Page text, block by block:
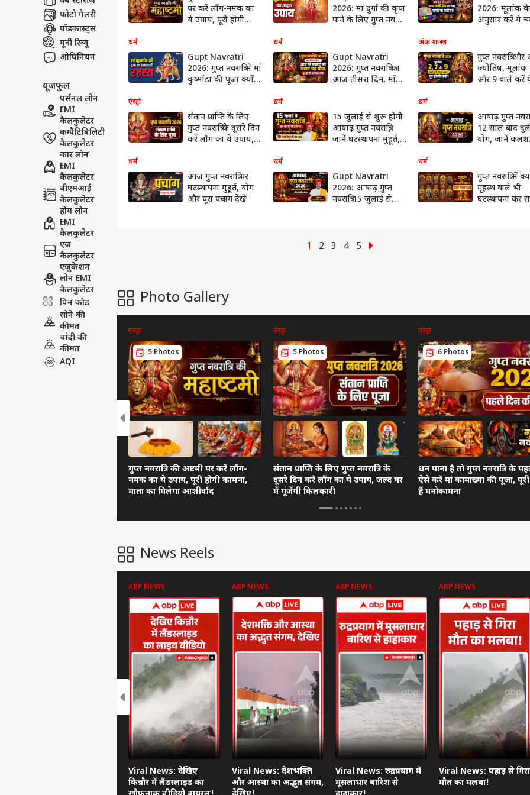
फोटो गैलरी
पॉडकास्ट्स
मूवी रिव्यू
ओपिनियन
यूजफुल
पर्सनल लोन
EMI
कैलकुलेटर
कम्पैटिबिलिटी
कैलकुलेटर
कार लोन
EMI
कैलकुलेटर
बीएमआई
कैलकुलेटर
होम लोन
EMI
कैलकुलेटर
एज
कैलकुलेटर
एजुकेशन
लोन EMI
कैलकुलेटर
पिन कोड
सोने की
कीमत
चांदी की
कीमत
AQI
पर करें लौंग-नमक का
ये उपाय, पूरी होगी
2026: मां दुर्गा की कृपा
पाने के लिए गुप्त नवरात्रि
आशीर्वाद
2026: मूलांक के
अनुसार करें ये
होगी धनवर्षा!
धर्म
Gupt Navratri
2026: गुप्त नवरात्रि में मां
कुष्मांडा की पूजा क्यों
पूजन का महत्व
धर्म
Gupt Navratri
2026: गुप्त नवरात्रि का
आज तीसरा दिन, माँ
भोग, दूर होगी आर्थिक
तंगी
अंक शास्त्र
गुप्त नवरात्रि
ज्योतिष, मूलांक
और 9 वाले करें
ऐस्ट्रो
संतान प्राप्ति के लिए
गुप्त नवरात्रि के दूसरे दिन
करें लौंग का ये उपाय,
धर्म
15 जुलाई से शुरू होगी
आषाढ़ गुप्त नवरात्रि,
जानें घटस्थापना मुहूर्त,
वजह
धर्म
आषाढ़ गुप्त
12 साल बाद
योग, जानें कलश
धर्म
आज गुप्त नवरात्रि पर
घटस्थापना मुहूर्त, योग
और पूरा पंचांग देखें
धर्म
Gupt Navratri
2026: आषाढ़ गुप्त
नवरात्रि 15 जुलाई से
मुहूर्त और पूजा विधि
धर्म
गुप्त नवरात्रि में
गृहस्थ वाले भी
घटस्थापना कर
1 2 3 4 5
Photo Gallery
ऐस्ट्रो
5 Photos
गुप्त नवरात्रि की अष्टमी पर करें लौंग-
नमक का ये उपाय, पूरी होगी कामना,
माता का मिलेगा आशीर्वाद
ऐस्ट्रो
5 Photos
संतान प्राप्ति के लिए गुप्त नवरात्रि के
दूसरे दिन करें लौंग का ये उपाय, जल्द घर
में गूंजेंगी किलकारी
ऐस्ट्रो
6 Photos
धन पाना है तो गुप्त नवरात्रि के
ऐसे करें मां कामाख्या की पूजा, पूरी
हैं मनोकामना
News Reels
ABP NEWS
Viral News: देखिए
किन्नौर में लैंडस्लाइड का
ABP NEWS
Viral News: देशभक्ति
और आस्था का अद्भुत संगम,
ABP NEWS
Viral News: रुद्रप्रयाग में
मूसलाधार बारिश से
ABP NEWS
Viral News: पहाड़ से गिरा
मौत का मलबा!
हॅलो गेस्ट
एडवर्टाइज विथ अस
प्राइवेसी पॉलिसी
कॉन्टैक्ट अस
टॉप आर्टिकल्स टॉप रील्स
इंडिया इंडिया उत्तर प्रदेश और उत्तराखंड